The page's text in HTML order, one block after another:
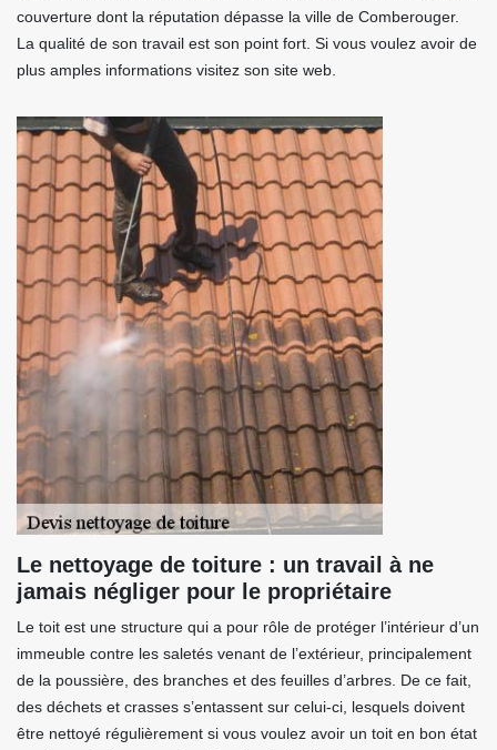
couverture dont la réputation dépasse la ville de Comberouger.
La qualité de son travail est son point fort. Si vous voulez avoir de
plus amples informations visitez son site web.
Le nettoyage de toiture : un travail à ne
jamais négliger pour le propriétaire
Le toit est une structure qui a pour rôle de protéger l’intérieur d’un
immeuble contre les saletés venant de l’extérieur, principalement
de la poussière, des branches et des feuilles d’arbres. De ce fait,
des déchets et crasses s’entassent sur celui-ci, lesquels doivent
être nettoyé régulièrement si vous voulez avoir un toit en bon état